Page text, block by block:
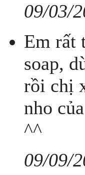
09/03/
Em rất
soap,
rồi chị
nho
^^
09/09/